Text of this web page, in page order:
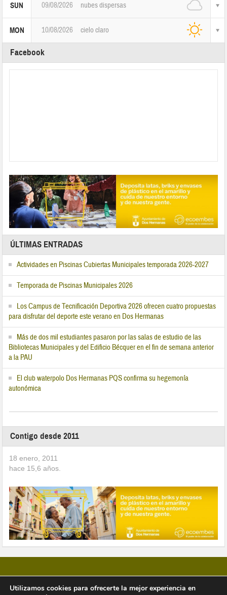
SUN 09/08/2026 nubes dispersas
MON 10/08/2026 cielo claro
Facebook
ÚLTIMAS ENTRADAS
Actividades en Piscinas Cubiertas Municipales temporada 2026-2027
Temporada de Piscinas Municipales 2026
Los Campus de Tecnificación Deportiva 2026 ofrecen cuatro propuestas
para disfrutar del deporte este verano en Dos Hermanas
Más de dos mil estudiantes pasaron por las salas de estudio de las
Bibliotecas Municipales y del Edificio Bécquer en el fin de semana anterior
a la PAU
El club waterpolo Dos Hermanas PQS confirma su hegemonía
autonómica
Contigo desde 2011
18 enero, 2011
hace 15,6 años.
Utilizamos cookies para ofrecerte la mejor experiencia en